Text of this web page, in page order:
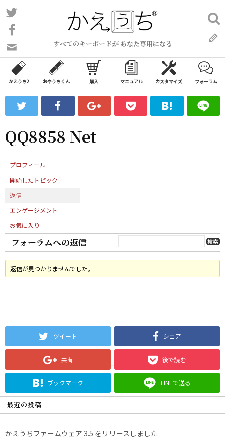
コ
ン
ン
ツ
ス
ッ
すべてのキーボードが あなた専用になる
い
合
わ
フ
ォ
ム
検
索:
かえうち2 おやうちくん 購入 マニュアル カスタマイズ フォーラム
QQ8858 Net
プロフィール
開始したトピック
返信
エンゲージメント
お気に入り
フォーラムへの返信
返信が見つかりませんでした。
ツイート シェア
共有 後で読む
ブックマーク LINEで送る
最近の投稿
かえうちファームウェア 3.5 をリリースしました